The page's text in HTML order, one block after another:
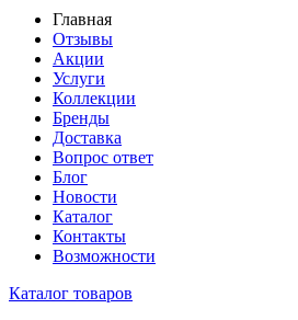
Главная
Отзывы
Акции
Услуги
Коллекции
Бренды
Доставка
Вопрос ответ
Блог
Новости
Каталог
Контакты
Возможности
Каталог товаров